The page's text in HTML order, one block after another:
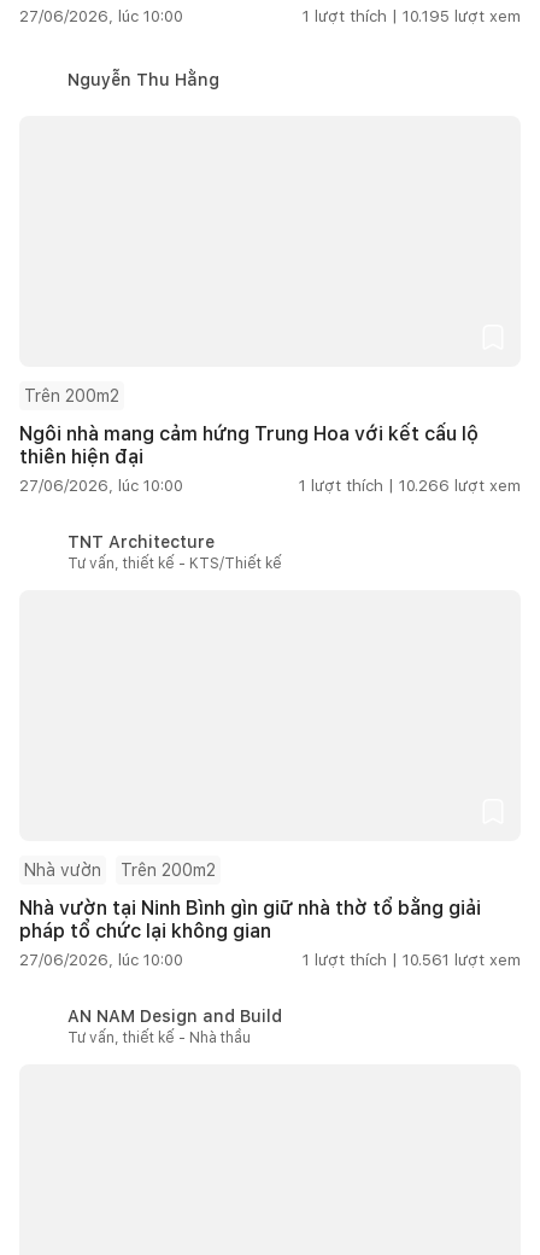
27/06/2026, lúc 10:00 1 lượt thích | 10.195 lượt xem
Nguyễn Thu Hằng
Trên 200m2
Ngôi nhà mang cảm hứng Trung Hoa với kết cấu lộ
thiên hiện đại
27/06/2026, lúc 10:00 1 lượt thích | 10.266 lượt xem
TNT Architecture
Tư vấn, thiết kế - KTS/Thiết kế
Nhà vườn Trên 200m2
Nhà vườn tại Ninh Bình gìn giữ nhà thờ tổ bằng giải
pháp tổ chức lại không gian
27/06/2026, lúc 10:00 1 lượt thích | 10.561 lượt xem
AN NAM Design and Build
Tư vấn, thiết kế - Nhà thầu